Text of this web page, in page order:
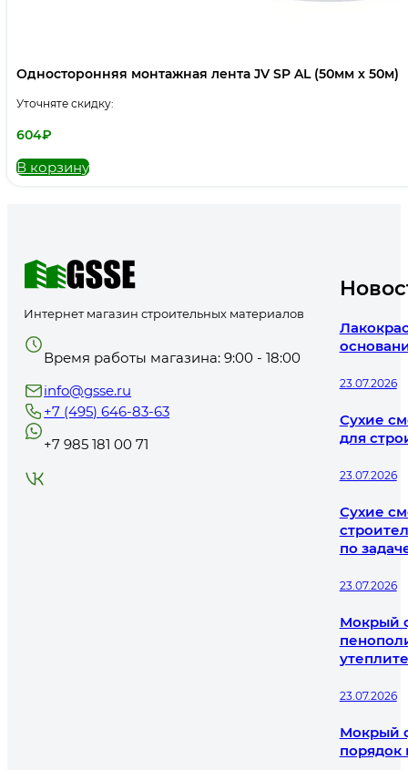
Односторонняя монтажная лента JV SP AL (50мм х 50м)
Уточняте скидку:
604₽
В корзину
Интернет магазин строительных материалов
Время работы магазина: 9:00 - 18:00
info@gsse.ru
+7 (495) 646-83-63
+7 985 181 00 71
23.07.2026
Сухие
для
23.07.2026
Сухие
по
23.07.2026
Мокрый
23.07.2026
Мокрый
порядок